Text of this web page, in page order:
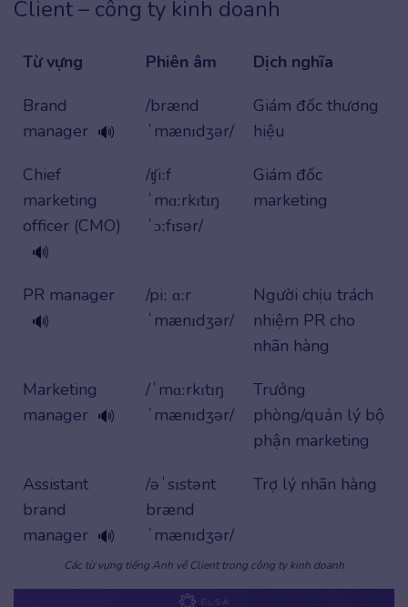
Client – công ty kinh doanh
Từ vựng Phiên âm
Dịch nghĩa
Brand
manager 🔊
/brænd
ˈmænɪdʒər/
Giám đốc thương
hiệu
Chief
marketing
officer (CMO)
🔊
/ʧiːf
ˈmɑːrkɪtɪŋ
ˈɔːfɪsər/
Giám đốc
marketing
PR manager
🔊
/piː ɑːr
ˈmænɪdʒər/
Người chịu trách
nhiệm PR cho
nhãn hàng
Marketing
manager 🔊
/ˈmɑːrkɪtɪŋ
ˈmænɪdʒər/
Trưởng
phòng/quản lý bộ
phận marketing
Assistant
brand
manager 🔊
/əˈsɪstənt
brænd
ˈmænɪdʒər/
Trợ lý nhãn hàng
Các từ vựng tiếng Anh về Client trong công ty kinh doanh